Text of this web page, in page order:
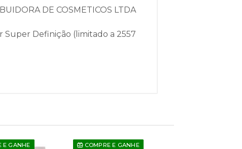
DE COSMETICOS LTDA
Super Definição (limitado a 2557
E GANHE COMPRE E GANHE